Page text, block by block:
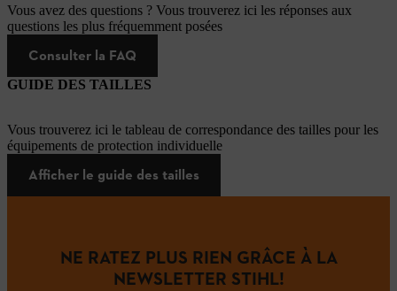
Vous avez des questions ? Vous trouverez ici les réponses aux
questions les plus fréquemment posées
Consulter la FAQ
GUIDE DES TAILLES
Vous trouverez ici le tableau de correspondance des tailles pour les
équipements de protection individuelle
Afficher le guide des tailles
NE RATEZ PLUS RIEN GRÂCE À LA
NEWSLETTER STIHL!